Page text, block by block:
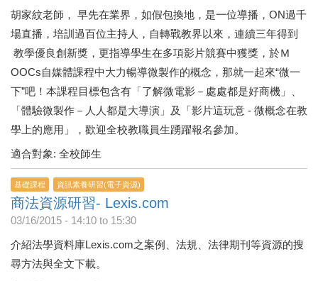
胡家紋老師， 早先在業界，如假包換地，是一位導播，ON過千
場直播，培訓過百位主持人，自轉戰教界以來，連續三年得到
教學優良創新獎，更指導學生在多項影片競賽中獲獎，於Ｍ
OOCs自媒體課程中大力暢導微製作的概念，那就一起來“微一
下”吧！本課程目標包含有「了解微電影－處處都是好商機」、
「體驗微製作－人人都是大導演」及「影片這玩意 - 微概念在教
學上的應用」，歡迎全校教職員生踴躍報名參加。
適合對象: 全校師生
基礎課程 資訊素養研習(電子資源)
商法資源研習- Lexis.com
03/16/2015 - 14:10 to 15:30
介紹法學資料庫Lexis.com之案例、法規、法律期刊等資源的搜
尋方法與全文下載。